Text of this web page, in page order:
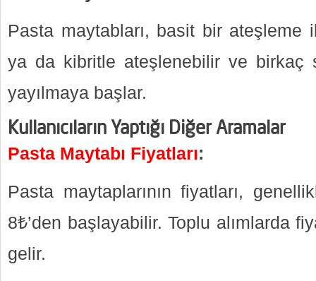
Pasta maytabları, basit bir ateşleme
ya da kibritle ateşlenebilir ve birkaç
yayılmaya başlar.
Kullanıcıların Yaptığı Diğer Aramalar
Pasta Maytabı Fiyatları:
Pasta maytaplarının fiyatları,
8₺’den başlayabilir. Toplu alımlarda
gelir.